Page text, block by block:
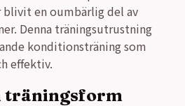
blivit en oumbärlig del av
Denna träningsutrustning
konditionsträning som
effektiv.
träningsform